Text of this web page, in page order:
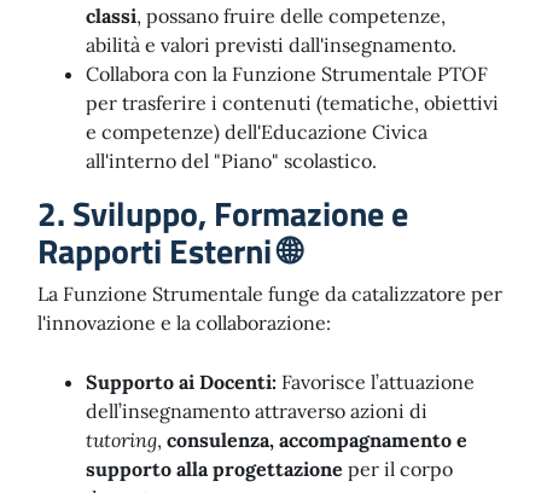
classi, possano fruire delle competenze,
abilità e valori previsti dall'insegnamento.
Collabora con la Funzione Strumentale PTOF
per trasferire i contenuti (tematiche, obiettivi
e competenze) dell'Educazione Civica
all'interno del "Piano" scolastico.
2. Sviluppo, Formazione e
Rapporti Esterni 🌐
La Funzione Strumentale funge da catalizzatore per
l'innovazione e la collaborazione:
Supporto ai Docenti: Favorisce l’attuazione
dell’insegnamento attraverso azioni di
tutoring, consulenza, accompagnamento e
supporto alla progettazione per il corpo